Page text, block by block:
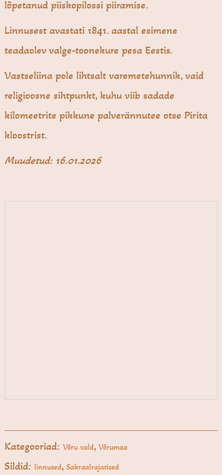
lõpetanud piiskopilossi piiramise.
Linnusest avastati 1841. aastal esimene
teadaolev valge-toonekure pesa Eestis.
Vastseliina pole lihtsalt varemetehunnik, vaid
religioosne sihtpunkt, kuhu viib sadade
kilomeetrite pikkune palverännutee otse Pirita
kloostrist.
Muudetud: 16.01.2026
Kategooriad:Võru vald,Võrumaa
Sildid:linnused,Sakraalrajatised